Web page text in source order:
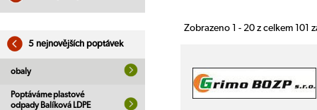
5 nejnovějších poptávek
obaly
Poptáváme plastové
odpady Balíková LDPE
Zobrazeno 1 - 20 z celkem 101